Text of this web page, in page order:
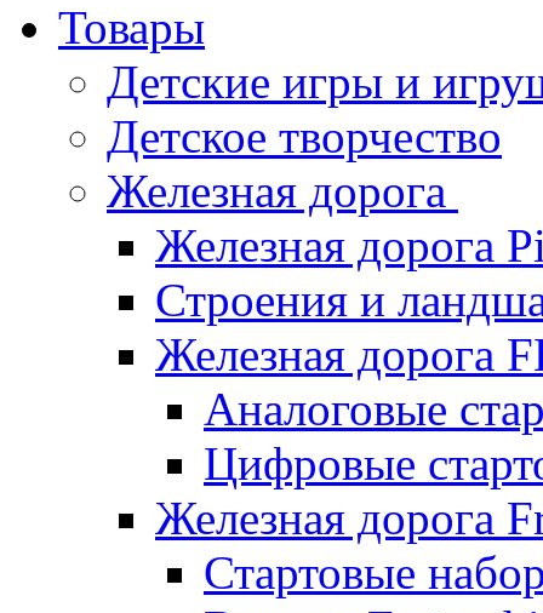
Товары
Детские игры и
Детское творчество
Железная дорога
Железная дорога
Строения и
Железная дорога
Аналоговые
Цифровые
Железная дорога
Стартовые